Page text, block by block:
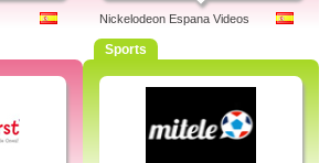
Nickelodeon Espana Videos
Sports